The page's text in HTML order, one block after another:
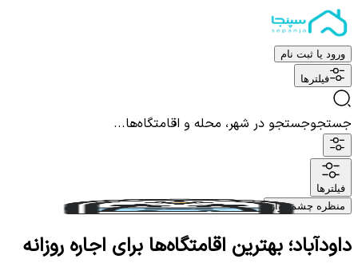
ورود یا ثبت نام
فیلترها
جستجوجستجو در شهر، محله و اقامتگاه‌ها...
فیلترها
منظره چشم نواز
داودآباد؛ بهترین اقامتگاه‌ها برای اجاره روزانه